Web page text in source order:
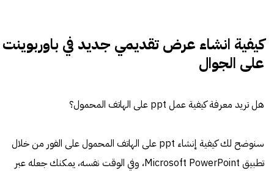
كيفية انشاء عرض تقديمي جديد في باوربوينت
على الجوال
هل تريد معرفة كيفية عمل ppt على الهاتف المحمول؟
سنوضح لك كيفية إنشاء ppt على الهاتف المحمول على الفور من خلال
تطبيق Microsoft PowerPoint، وفي الوقت نفسه، يمكنك جعله عبر